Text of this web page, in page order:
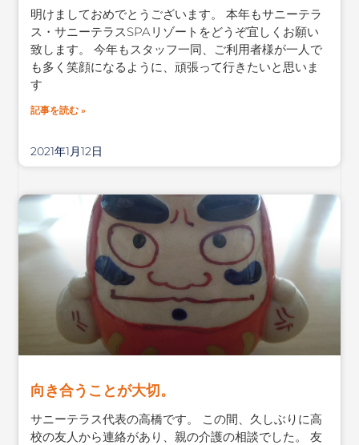
明けましておめでとうございます。 本年もサニーテラ
ス・サニーテラスSPAリゾートをどうぞ宜しくお願い
致します。 今年もスタッフ一同、ご利用者様が一人で
も多く笑顔になるように、頑張って行きたいと思いま
す
記事を読む »
2021年1月12日
向き合うことが大切。
サニーテラス代表の高橋です。 この間、久しぶりに高
校の友人から連絡があり、親の介護の相談でした。 友